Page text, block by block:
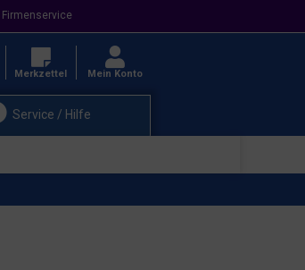
Firmenservice
Service / Hilfe
Merkzettel Mein Konto